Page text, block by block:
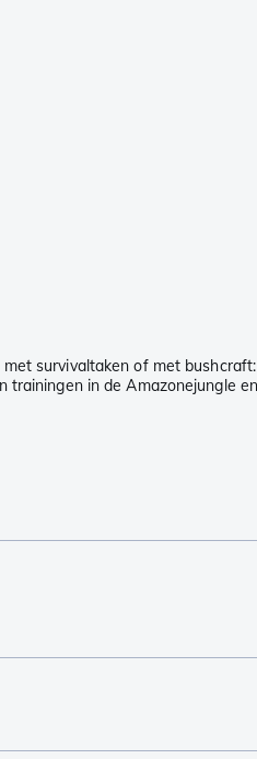
survivaltaken of met bushcraft:
trainingen in de Amazonejungle